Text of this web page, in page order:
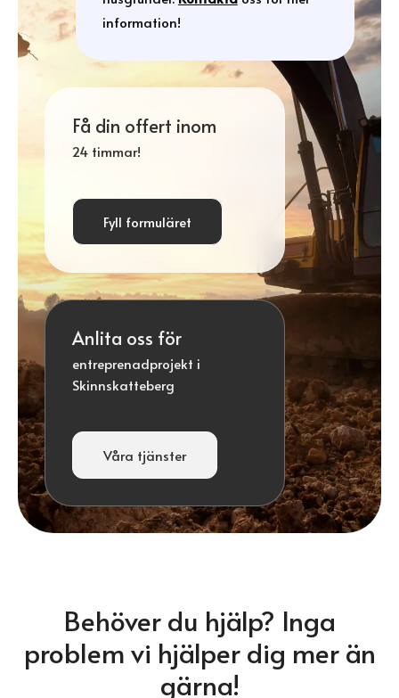
information!
Få din offert inom
24 timmar!
Fyll formuläret
Anlita oss för
entreprenadprojekt i
Skinnskatteberg
Våra tjänster
Behöver du hjälp? Inga
problem vi hjälper dig mer än
gärna!